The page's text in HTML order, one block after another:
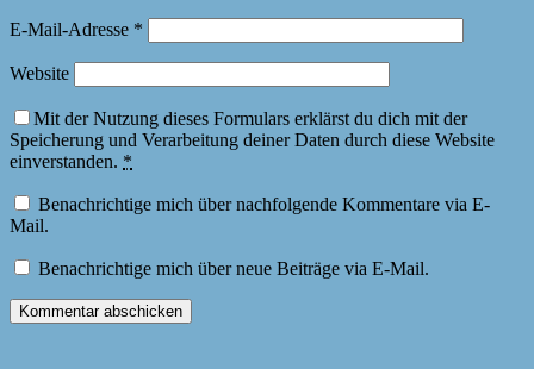
E-Mail-Adresse *
Website
Mit der Nutzung dieses Formulars erklärst du dich mit der
Speicherung und Verarbeitung deiner Daten durch diese Website
einverstanden. *
Benachrichtige mich über nachfolgende Kommentare via E-
Mail.
Benachrichtige mich über neue Beiträge via E-Mail.